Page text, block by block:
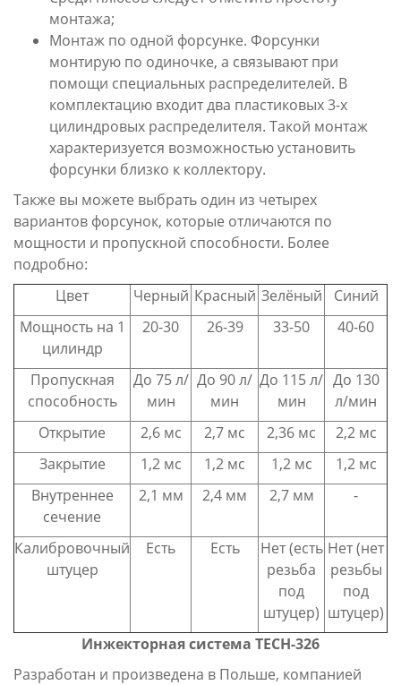
монтажа;
Монтаж по одной форсунке. Форсунки
монтирую по одиночке, а связывают при
помощи специальных распределителей. В
комплектацию входит два пластиковых 3-х
цилиндровых распределителя. Такой монтаж
характеризуется возможностью установить
форсунки близко к коллектору.
Также вы можете выбрать один из четырех
вариантов форсунок, которые отличаются по
мощности и пропускной способности. Более
подробно:
Цвет
Черный Красный Зелёный
Синий
Мощность на 1
цилиндр
20-30 26-39 33-50 40-60
Пропускная
способность
До 75 л/
мин
До 90 л/
мин
До 115 л/
мин
До 130
л/мин
Открытие
2,6 мс 2,7 мс 2,36 мс
2,2 мс
Закрытие
1,2 мс 1,2 мс 1,2 мс
1,2 мс
Внутреннее
сечение
2,1 мм 2,4 мм 2,7 мм -
Калибровочный
штуцер
Есть Есть
Нет (есть
резьба
под
штуцер)
Нет (нет
резьбы
под
штуцер)
Инжекторная система TECH-326
Разработан и произведена в Польше, компанией